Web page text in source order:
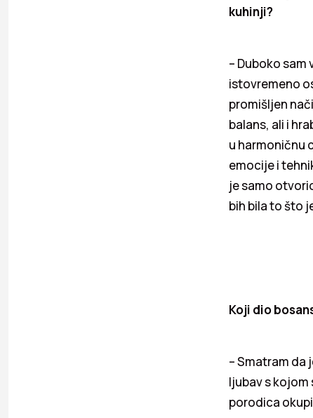
kuhinji?
– Duboko sam
istovremeno
promišljen
balans, ali i
u harmoničnu
emocije i
je samo
bih bila to što
Koji dio
– Smatram da
ljubav s kojom
porodica